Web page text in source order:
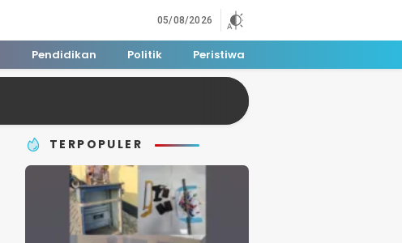
05/08/2026
Pendidikan Politik Peristiwa
TERPOPULER